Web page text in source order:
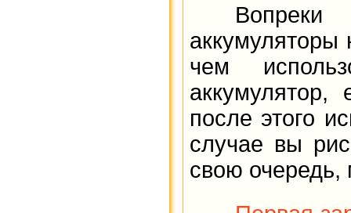
Вопреки
чем
аккумулятор,
после этого
случае вы
свою очередь,